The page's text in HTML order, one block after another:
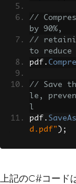
//
by 90%,
//
to
pdf .
// Save
le,
pdf . SaveAs
d.pdf" );
上記のC#コー